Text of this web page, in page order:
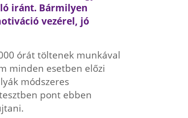
iránt. Bármilyen
vezérel, jó
órát töltenek munkával
minden esetben előzi
módszeres
pont ebben